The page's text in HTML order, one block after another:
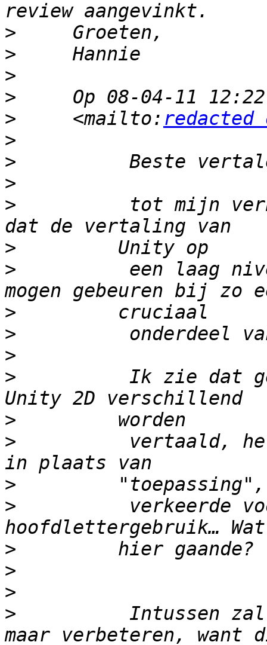
>
>
>
>
Op 08-04-11
>
     <mailto:
redacted
>
>
>
>
tot mijn
>
>
een laag
>
>
>
>
Ik zie dat
>
>
vertaald,
>
>
verkeerde
>
>
>
>
Intussen